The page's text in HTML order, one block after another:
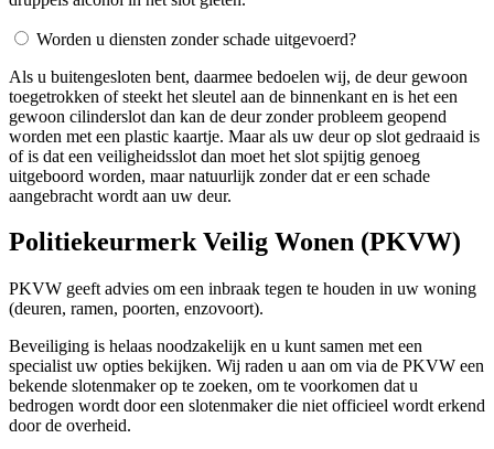
Worden u diensten zonder schade uitgevoerd?
Als u buitengesloten bent, daarmee bedoelen wij, de deur gewoon
toegetrokken of steekt het sleutel aan de binnenkant en is het een
gewoon cilinderslot dan kan de deur zonder probleem geopend
worden met een plastic kaartje. Maar als uw deur op slot gedraaid is
of is dat een veiligheidsslot dan moet het slot spijtig genoeg
uitgeboord worden, maar natuurlijk zonder dat er een schade
aangebracht wordt aan uw deur.
Politiekeurmerk Veilig Wonen (PKVW)
PKVW geeft advies om een inbraak tegen te houden in uw woning
(deuren, ramen, poorten, enzovoort).
Beveiliging is helaas noodzakelijk en u kunt samen met een
specialist uw opties bekijken. Wij raden u aan om via de PKVW een
bekende slotenmaker op te zoeken, om te voorkomen dat u
bedrogen wordt door een slotenmaker die niet officieel wordt erkend
door de overheid.